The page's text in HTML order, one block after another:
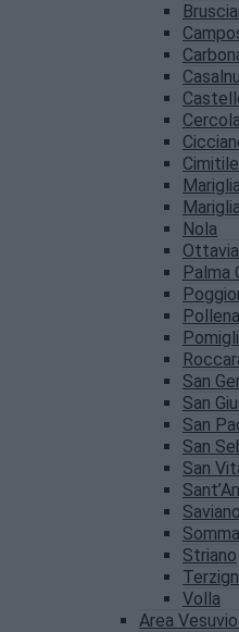
Cercola
Cimitile
Nola
Palma
San
San
San
San
San
Saviano
Striano
Volla
Area